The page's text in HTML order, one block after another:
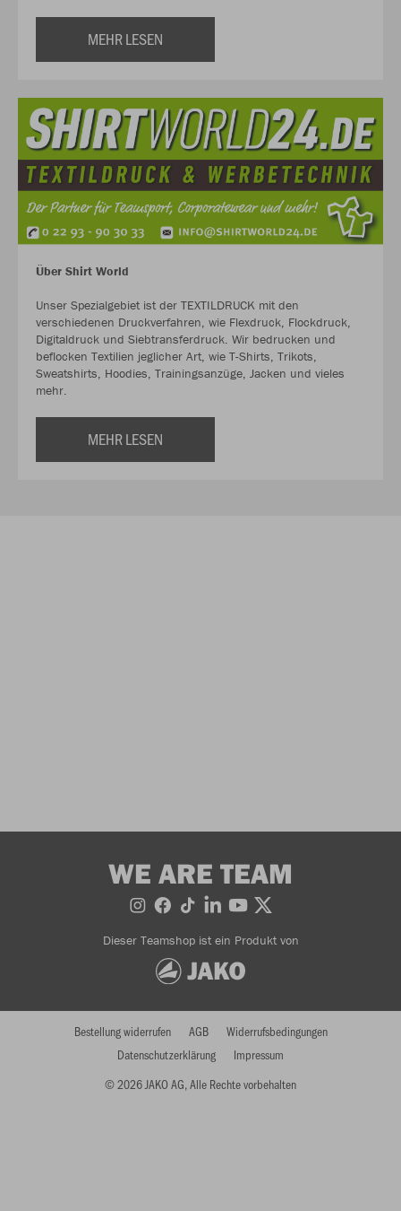
MEHR LESEN
Über Shirt World
Unser Spezialgebiet ist der TEXTILDRUCK mit den
verschiedenen Druckverfahren, wie Flexdruck, Flockdruck,
Digitaldruck und Siebtransferdruck. Wir bedrucken und
beflocken Textilien jeglicher Art, wie T-Shirts, Trikots,
Sweatshirts, Hoodies, Trainingsanzüge, Jacken und vieles
mehr.
MEHR LESEN
WE ARE TEAM
Dieser Teamshop ist ein Produkt von
© 2026 JAKO AG, Alle Rechte vorbehalten
Bestellung widerrufen AGB
Widerrufsbedingungen
Datenschutzerklärung
Impressum